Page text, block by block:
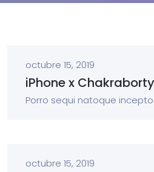
octubre 15, 2019
iPhone x Chakraborty
Porro sequi natoque
octubre 15, 2019